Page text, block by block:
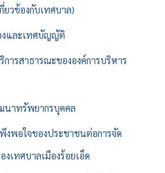
วข้องกับเทศบาล)
งและเทศบัญญัติ
การสาธารณะขององค์การบริหาร
นาทรัพยากรบุคคล
งพอใจของประชาชนต่อการจัด
เทศบาลเมืองร้อยเอ็ด